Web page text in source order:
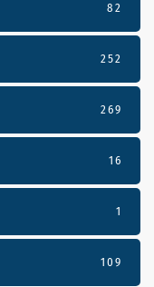
82
252
269
16
1
109